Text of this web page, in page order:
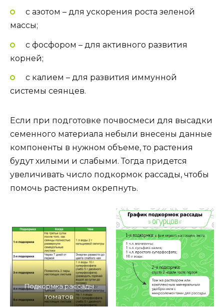
с азотом – для ускорения роста зеленой
массы;
с фосфором – для активного развития
корней;
с калием – для развития иммунной
системы сеянцев.
Если при подготовке почвосмеси для высадки
семенного материала небыли внесены данные
компоненты в нужном объеме, то растения
будут хилыми и слабыми. Тогда придется
увеличивать число подкормок рассады, чтобы
помочь растениям окрепнуть.
Подкормка рассады
томатов